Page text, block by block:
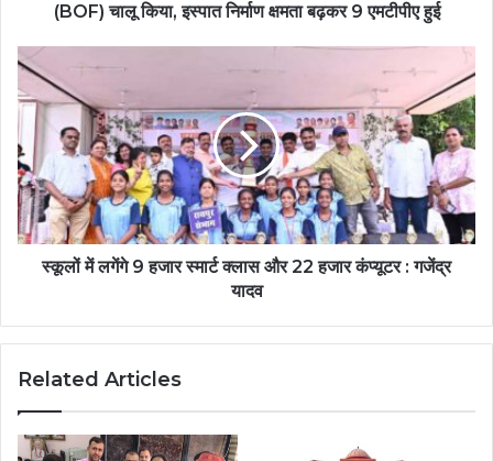
(BOF) चालू किया, इस्पात निर्माण क्षमता बढ़कर 9 एमटीपीए हुई
स्कूलों में लगेंगे 9 हजार स्मार्ट क्लास और 22 हजार कंप्यूटर : गजेंद्र
यादव
Related Articles